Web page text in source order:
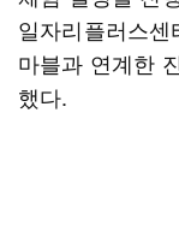
일자리플러스
마블과 연계한
했다.